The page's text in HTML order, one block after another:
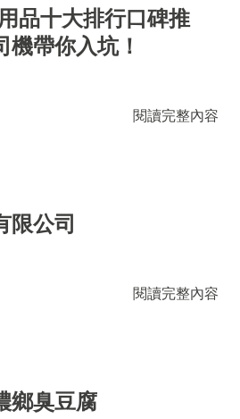
品十大排行口碑推
帶你入坑！
閱讀完整內容
限公司
閱讀完整內容
鄉臭豆腐